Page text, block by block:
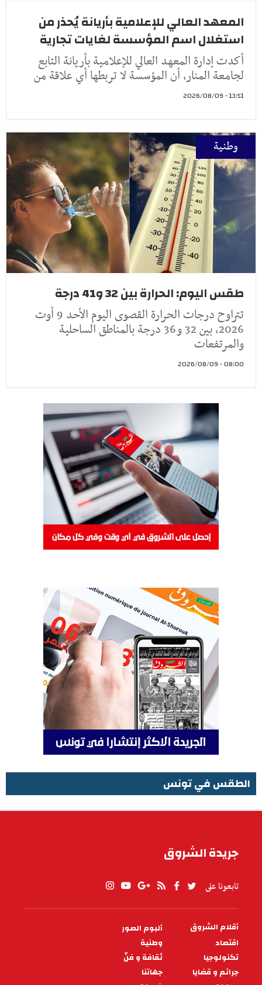
المعهد العالي للإعلامية بأريانة يُحذر من
استغلال اسم المؤسسة لغايات تجارية
أكدت إدارة المعهد العالي للإعلامية بأريانة التابع
لجامعة المنار، أن المؤسسة لا تربطها أي علاقة من
13:51 - 2026/08/09
وطنية
طقس اليوم: الحرارة بين 32 و41 درجة
تتراوح درجات الحرارة القصوى اليوم الأحد 9 أوت
2026، بين 32 و36 درجة بالمناطق الساحلية
والمرتفعات
08:00 - 2026/08/09
الطقس في تونس
جريدة الشروق
تابعونا على
PIED
DE
PAGE
أقلام الشروق
ألبوم الصور
اقتصاد
وطنية
تكنولوجيا
ثقافة و فنّ
جرائم و قضايا
جهاتنا